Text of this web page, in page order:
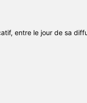
entre le jour de sa